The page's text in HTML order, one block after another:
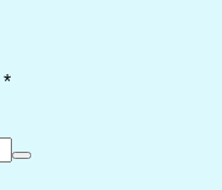
*Erforderlich